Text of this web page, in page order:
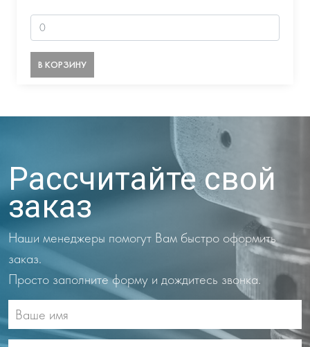
В КОРЗИНУ
Рассчитайте свой
заказ
Наши менеджеры помогут Вам быстро оформить
заказ.
Просто заполните форму и дождитесь звонка.